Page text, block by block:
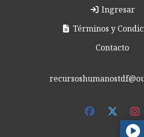
Ingresar
Términos y
Contacto